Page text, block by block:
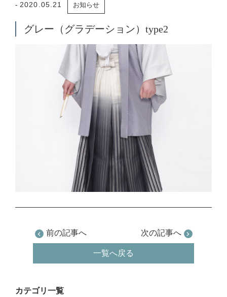
2020.05.21 お知らせ
グレー（グラデーション）type2
前の記事へ 次の記事へ
一覧へ戻る
カテゴリ一覧